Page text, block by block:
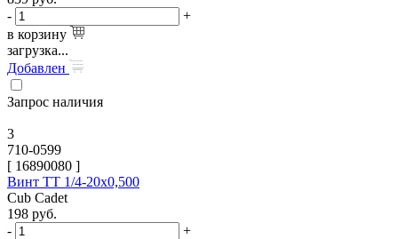
-
+
в корзину
загрузка...
Добавлен
Запрос наличия
3
710-0599
[ 16890080 ]
Винт TT 1/4-20х0,500
Cub Cadet
198 руб.
-
+